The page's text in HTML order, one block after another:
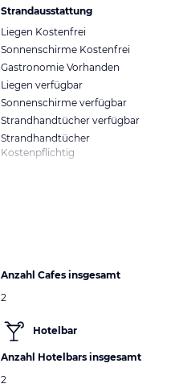
Strandausstattung
Liegen Kostenfrei
Sonnenschirme Kostenfrei
Gastronomie Vorhanden
Liegen verfügbar
Sonnenschirme verfügbar
Strandhandtücher verfügbar
Strandhandtücher
Kostenpflichtig
Anzahl Cafes insgesamt
2
Hotelbar
Anzahl Hotelbars insgesamt
2